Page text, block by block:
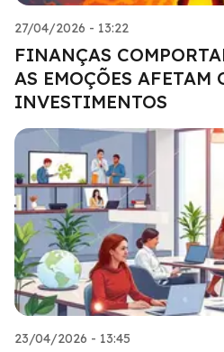
27/04/2026 - 13:22
FINANÇAS
AS EMOÇÕES AFETAM
INVESTIMENTOS
23/04/2026 - 13:45